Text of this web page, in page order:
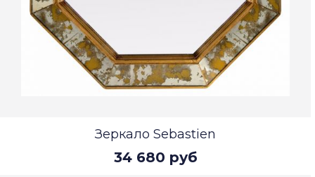
Зеркало Sebastien
34 680 руб